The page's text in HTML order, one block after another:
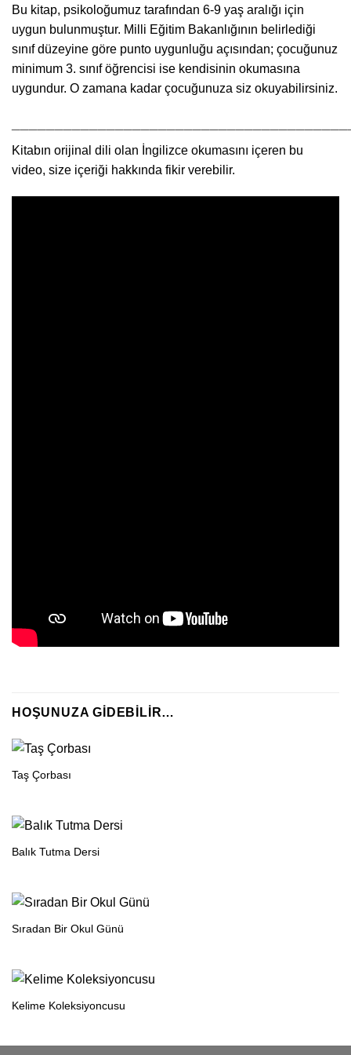
Bu kitap, psikoloğumuz tarafından 6-9 yaş aralığı için
uygun bulunmuştur. Milli Eğitim Bakanlığının belirlediği
sınıf düzeyine göre punto uygunluğu açısından; çocuğunuz
minimum 3. sınıf öğrencisi ise kendisinin okumasına
uygundur. O zamana kadar çocuğunuza siz okuyabilirsiniz.
Kitabın orijinal dili olan İngilizce okumasını içeren bu
video, size içeriği hakkında fikir verebilir.
HOŞUNUZA GIDEBILIR…
Taş Çorbası
Balık Tutma Dersi
Sıradan Bir Okul Günü
Kelime Koleksiyoncusu